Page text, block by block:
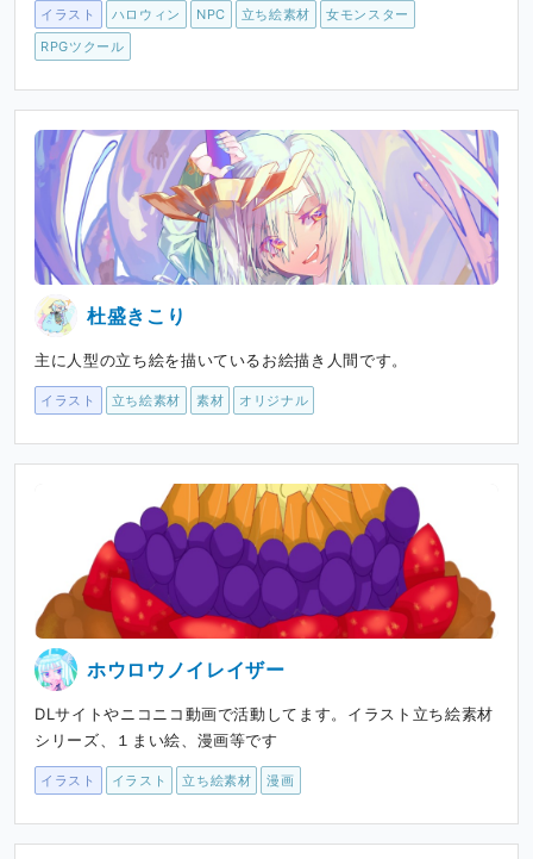
イラスト ハロウィン NPC 立ち絵素材
女モンスター
RPGツクール
杜盛きこり
主に人型の立ち絵を描いているお絵描き人間です。
イラスト 立ち絵素材 素材 オリジナル
ホウロウノイレイザー
DLサイトやニコニコ動画で活動してます。イラスト立ち絵素材
シリーズ、１まい絵、漫画等です
イラスト イラスト 立ち絵素材 漫画